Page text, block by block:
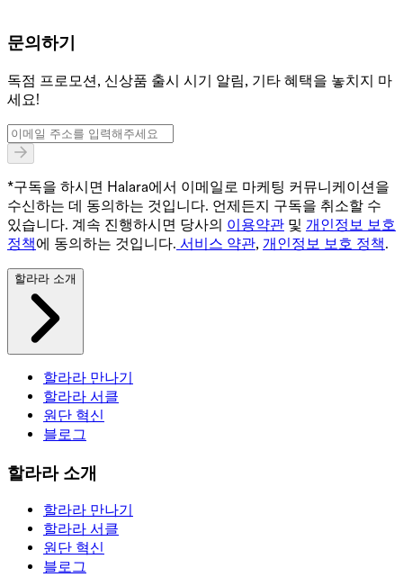
문의하기
독점 프로모션, 신상품 출시 시기 알림, 기타 혜택을 놓치지 마
세요!
*구독을 하시면 Halara에서 이메일로 마케팅 커뮤니케이션을
수신하는 데 동의하는 것입니다. 언제든지 구독을 취소할 수
있습니다. 계속 진행하시면 당사의 이용약관 및 개인정보 보호
정책에 동의하는 것입니다. 서비스 약관, 개인정보 보호 정책.
할라라 소개
할라라 만나기
할라라 서클
원단 혁신
블로그
할라라 소개
할라라 만나기
할라라 서클
원단 혁신
블로그